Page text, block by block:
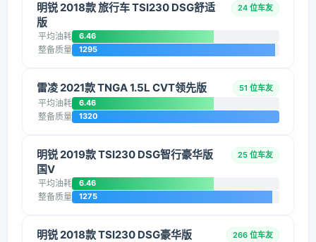
明锐 2018款 旅行车 TSI230 DSG舒适
版
24 位车友
平均油耗 6.46
整备质量 1295
雷凌 2021款 TNGA 1.5L CVT领先版 51 位车友
平均油耗 6.46
整备质量 1320
明锐 2019款 TSI230 DSG智行豪华版
国V
25 位车友
平均油耗 6.46
整备质量 1275
明锐 2018款 TSI230 DSG豪华版 266 位车友